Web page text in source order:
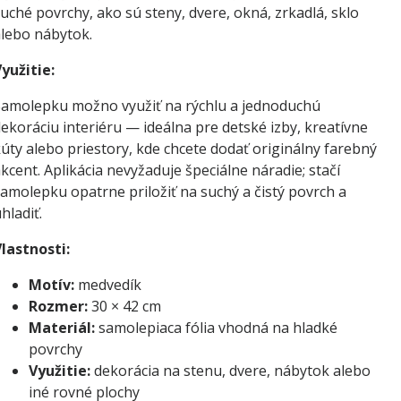
povrchy, ako sú steny, dvere, okná, zrkadlá, sklo
nábytok.
možno využiť na rýchlu a jednoduchú
interiéru — ideálna pre detské izby, kreatívne
alebo priestory, kde chcete dodať originálny farebný
Aplikácia nevyžaduje špeciálne náradie; stačí
opatrne priložiť na suchý a čistý povrch a
Motív:medvedík
Rozmer:30 × 42 cm
Materiál:samolepiaca fólia vhodná na hladké
povrchy
Využitie:dekorácia na stenu, dvere, nábytok alebo
iné rovné plochy